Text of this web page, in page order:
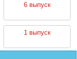
6 выпуск
1 выпуск